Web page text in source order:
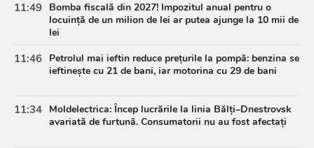
11:49 Bomba fiscală din 2027! Impozitul anual pentru o
locuință de un milion de lei ar putea ajunge la 10 mii de
lei
11:46 Petrolul mai ieftin reduce prețurile la pompă: benzina se
ieftinește cu 21 de bani, iar motorina cu 29 de bani
11:34 Moldelectrica: Încep lucrările la linia Bălți–Dnestrovsk
avariată de furtună. Consumatorii nu au fost afectați